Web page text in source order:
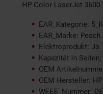
HP Color LaserJet 3600
EAR_Kategorie:
EAR_Marke: Peach
Elektroprodukt: Ja
Kapazität in Seiten:
OEM
OEM Hersteller: HP
WEEE_Nummer: